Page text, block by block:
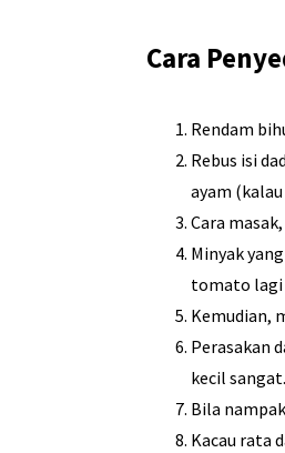
Cara
Rendam
Rebus isi
ayam
Cara
Minyak
tomato lagi
Kemudian,
Perasakan
kecil
Bila
Kacau rata